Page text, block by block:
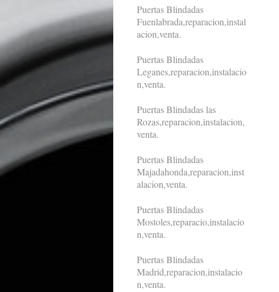
Puertas Blindadas
Fuenlabrada,reparacion,instal
acion,venta.
Puertas Blindadas
Leganes,reparacion,instalacio
n,venta.
Puertas Blindadas las
Rozas,reparacion,instalacion,
venta.
Puertas Blindadas
Majadahonda,reparacion,inst
alacion,venta.
Puertas Blindadas
Mostoles,reparacio,instalacio
n,venta.
Puertas Blindadas
Madrid,reparacion,instalacio
n,venta.